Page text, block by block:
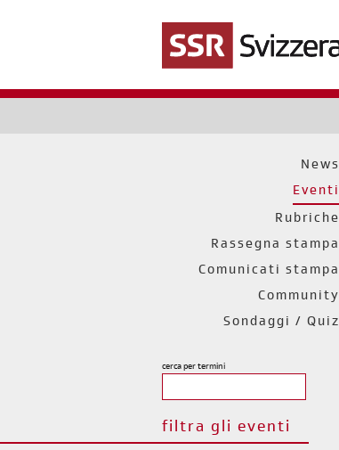
News
Eventi
Rubriche
Rassegna stampa
Comunicati stampa
Community
Sondaggi / Quiz
cerca per termini
filtra gli eventi